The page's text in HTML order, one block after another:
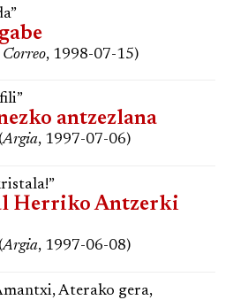
, 1998-07-15)
antzezlana
Argia, 1997-07-06)
Herriko Antzerki
Argia, 1997-06-08)
Aterako gera,